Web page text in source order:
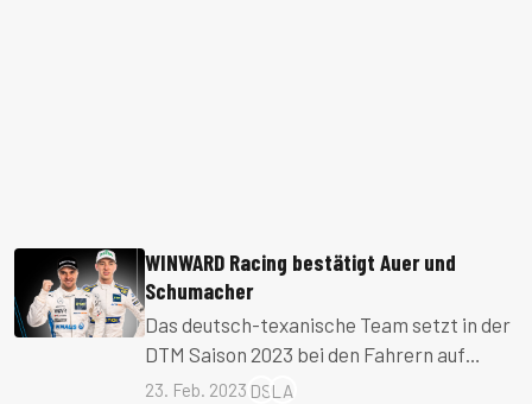
WINWARD Racing bestätigt Auer und
Schumacher
Das deutsch-texanische Team setzt in der
DTM Saison 2023 bei den Fahrern auf
Kontinuität.
23. Feb. 2023 DSLA